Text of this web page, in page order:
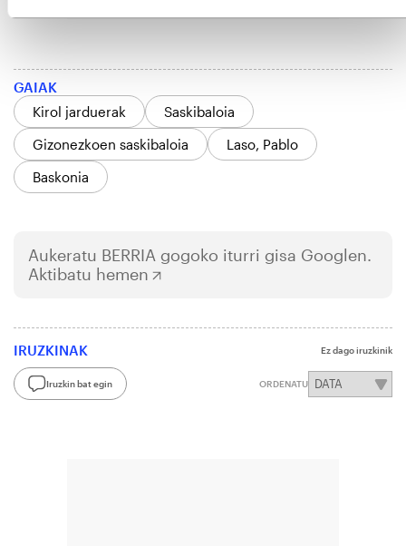
GAIAK
Kirol jarduerak
Saskibaloia
Gizonezkoen saskibaloia
Laso, Pablo
Baskonia
Aukeratu BERRIA gogoko iturri gisa Googlen.
Aktibatu hemen
IRUZKINAK Ez dago iruzkinik
Iruzkin bat egin ORDENATU